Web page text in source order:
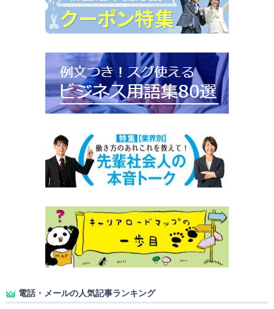
電話・メールの人気記事ランキング